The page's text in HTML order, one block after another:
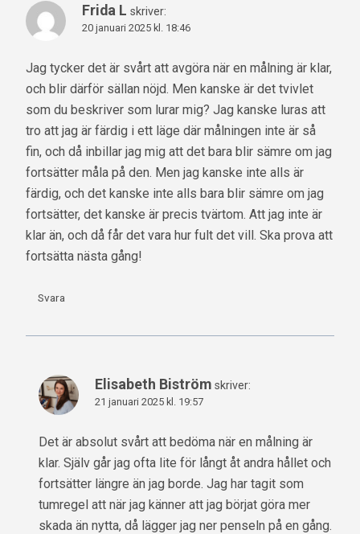
Frida L skriver:
20 januari 2025 kl. 18:46
Jag tycker det är svårt att avgöra när en målning är klar,
och blir därför sällan nöjd. Men kanske är det tvivlet
som du beskriver som lurar mig? Jag kanske luras att
tro att jag är färdig i ett läge där målningen inte är så
fin, och då inbillar jag mig att det bara blir sämre om jag
fortsätter måla på den. Men jag kanske inte alls är
färdig, och det kanske inte alls bara blir sämre om jag
fortsätter, det kanske är precis tvärtom. Att jag inte är
klar än, och då får det vara hur fult det vill. Ska prova att
fortsätta nästa gång!
Svara
Elisabeth Biström skriver:
21 januari 2025 kl. 19:57
Det är absolut svårt att bedöma när en målning är
klar. Själv går jag ofta lite för långt åt andra hållet och
fortsätter längre än jag borde. Jag har tagit som
tumregel att när jag känner att jag börjat göra mer
skada än nytta, då lägger jag ner penseln på en gång.